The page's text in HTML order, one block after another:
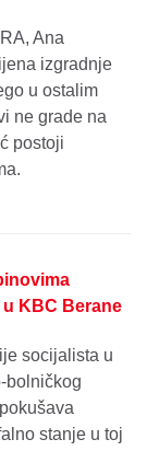
Ana
izgradnje
u ostalim
ne grade na
postoji
KBC Berane
socijalista u
bolničkog
stanje u toj